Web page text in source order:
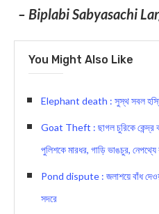
– Biplabi Sabyasachi
You Might Also Like
Elephant death : সুস্থ সবল হস্তি
Goat Theft : ছাগল চুরিকে কেন্দ্র
পুলিশকে মারধর, গাড়ি ভাঙচুর,
Pond dispute : জলাশয়ে বাঁধ
সদরে